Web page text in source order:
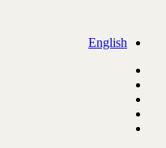
English